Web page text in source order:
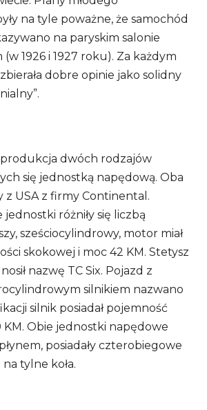
na tyle poważne, że samochód
na paryskim salonie
1926 i 1927 roku). Za każdym
dobre opinie jako solidny
produkcja dwóch rodzajów
się jednostką napędową. Oba
z USA z firmy Continental.
różniły się liczbą
sześciocylindrowy, motor miał
skokowej i moc 42 KM. Stetysz
nazwę TC Six. Pojazd z
silnikiem nazwano
silnik posiadał pojemność
KM. Obie jednostki napędowe
posiadały czterobiegowe
tylne koła.